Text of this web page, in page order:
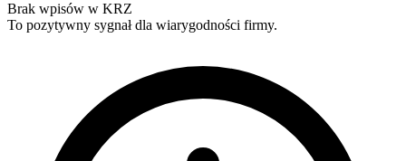
Brak wpisów w KRZ
To pozytywny sygnał dla wiarygodności firmy.